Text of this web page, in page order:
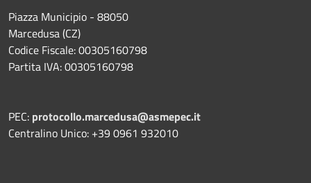
Piazza Municipio - 88050
Marcedusa (CZ)
Codice Fiscale: 00305160798
Partita IVA: 00305160798
PEC: protocollo.marcedusa@asmepec.it
Centralino Unico: +39 0961 932010